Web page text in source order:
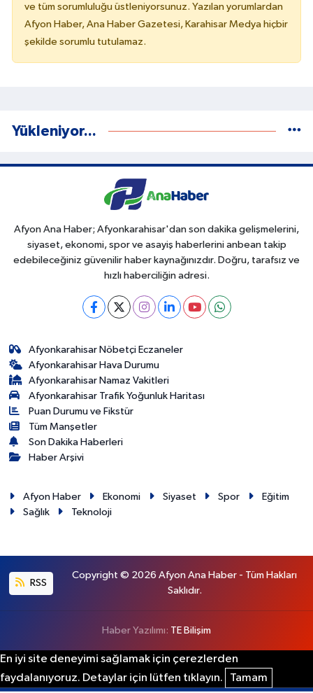
ve tüm sorumluluğu üstleniyorsunuz. Yazılan yorumlardan
Afyon Haber, Ana Haber Gazetesi, Karahisar Medya hiçbir
şekilde sorumlu tutulamaz.
Yükleniyor...
Afyon Ana Haber; Afyonkarahisar'dan son dakika gelişmelerini,
siyaset, ekonomi, spor ve asayiş haberlerini anbean takip
edebileceğiniz güvenilir haber kaynağınızdır. Doğru, tarafsız ve
hızlı haberciliğin adresi.
Afyonkarahisar Nöbetçi Eczaneler
Afyonkarahisar Hava Durumu
Afyonkarahisar Namaz Vakitleri
Afyonkarahisar Trafik Yoğunluk Haritası
Puan Durumu ve Fikstür
Tüm Manşetler
Son Dakika Haberleri
Haber Arşivi
Afyon Haber Ekonomi Siyaset Spor
Eğitim
Sağlık
Teknoloji
RSS
Copyright © 2026 Afyon Ana Haber - Tüm Hakları
Saklıdır.
Haber Yazılımı: TE Bilişim
En iyi site deneyimi sağlamak için çerezlerden
faydalanıyoruz. Detaylar için lütfen tıklayın.
Tamam